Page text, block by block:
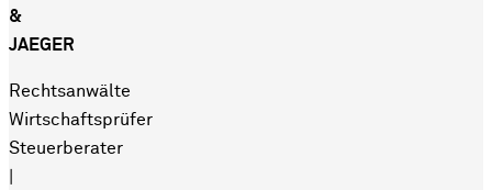
&
JAEGER
Rechtsanwälte
Wirtschaftsprüfer
Steuerberater